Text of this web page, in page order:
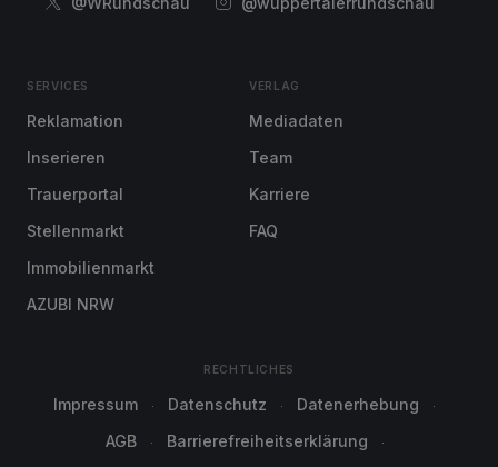
SERVICES
Reklamation
Inserieren
Trauerportal
Stellenmarkt
Immobilienmarkt
AZUBI NRW
VERLAG
Mediadaten
Team
Karriere
FAQ
RECHTLICHES
Impressum Datenschutz
Datenerhebung
AGB
Barrierefreiheitserklärung